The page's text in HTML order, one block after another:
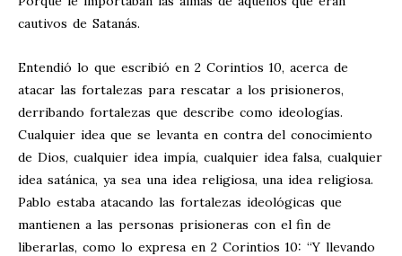
cautivos de Satanás.
Entendió lo que escribió en 2 Corintios 10, acerca de
atacar las fortalezas para rescatar a los prisioneros,
derribando fortalezas que describe como ideologías.
Cualquier idea que se levanta en contra del conocimiento
de Dios, cualquier idea impía, cualquier idea falsa, cualquier
idea satánica, ya sea una idea religiosa, una idea religiosa.
Pablo estaba atacando las fortalezas ideológicas que
mantienen a las personas prisioneras con el fin de
liberarlas, como lo expresa en 2 Corintios 10: “Y llevando